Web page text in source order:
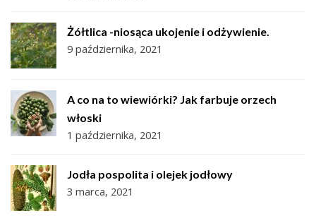
Żółtlica -niosąca ukojenie i odżywienie.
9 października, 2021
A co na to wiewiórki? Jak farbuje orzech
włoski
1 października, 2021
Jodła pospolita i olejek jodłowy
3 marca, 2021